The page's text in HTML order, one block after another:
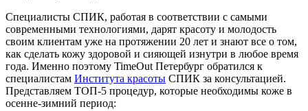
Специалисты СПИК, работая в соответствии с самыми
современными технологиями, дарят красоту и молодость
своим клиентам уже на протяжении 20 лет и знают все о том,
как сделать кожу здоровой и сияющей изнутри в любое время
года. Именно поэтому TimeOut Петербург обратился к
специалистам Института красоты СПИК за консультацией.
Представляем ТОП-5 процедур, которые необходимы коже в
осенне-зимний период: